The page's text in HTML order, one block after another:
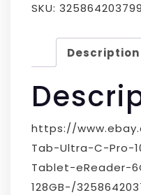
SKU: 325864203799
Description
https://
Tab-Ultra-C-Pro-
Tablet-eReader-
128GB-/